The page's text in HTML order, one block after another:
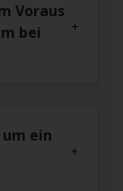
Voraus
bei
ein